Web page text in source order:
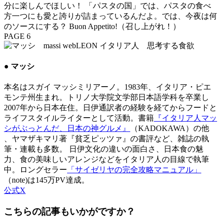
分に楽しんでほしい！ 「パスタの国」では、パスタの食べ
方一つにも愛と誇りが詰まっているんだよ。では、今夜は何
のソースにする？ Buon Appetito!（召し上がれ！）
PAGE 6
● マッシ
本名はスガイ マッシミリアーノ。1983年、イタリア・ピエ
モンテ州生まれ。トリノ大学院文学部日本語学科を卒業し
2007年から日本在住。日伊通訳者の経験を経てからフードと
ライフスタイルライターとして活動。書籍 『イタリア人マッ
シがぶっとんだ、日本の神グルメ』
（KADOKAWA）の他
、ヤマザキマリ著『貧乏ピッツァ』の書評など、雑誌の執
筆・連載も多数。 日伊文化の違いの面白さ、日本食の魅
力、食の美味しいアレンジなどをイタリア人の目線で執筆
中。ロングセラー 「サイゼリヤの完全攻略マニュアル」
（note)は145万PV達成。
公式X
こちらの記事もいかがですか？